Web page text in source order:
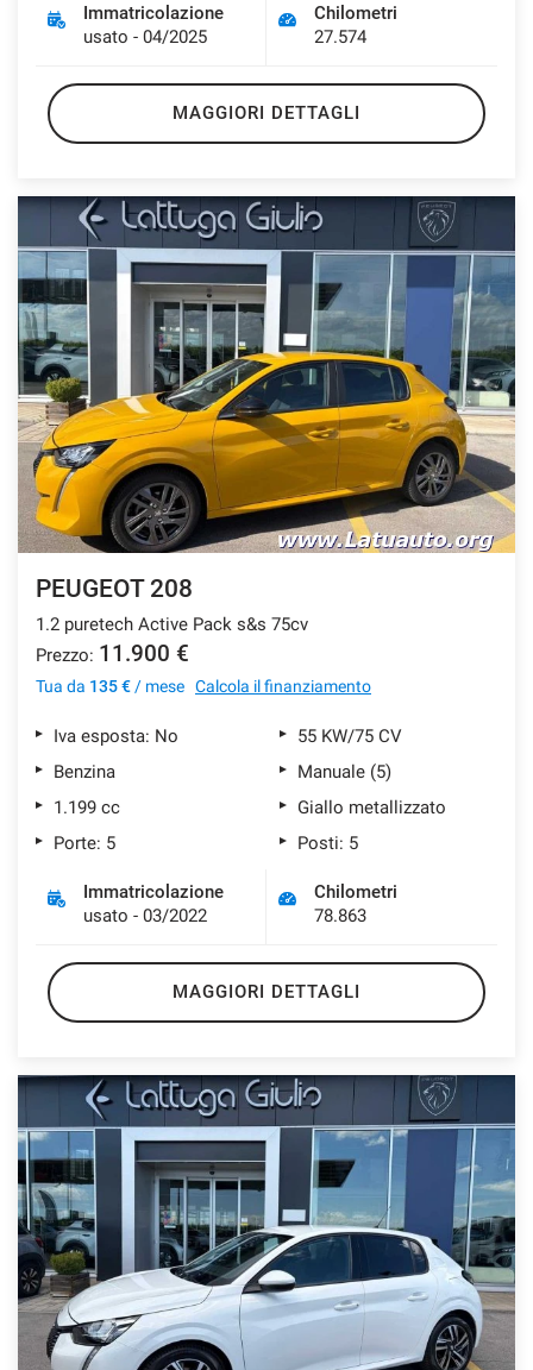
Immatricolazione
usato - 04/2025
Chilometri
27.574
MAGGIORI DETTAGLI
PEUGEOT 208
1.2 puretech Active Pack s&s 75cv
Prezzo: 11.900 €
Tua da 135 € / mese Calcola il finanziamento
Iva esposta: No
55 KW/75 CV
Benzina
Manuale (5)
1.199 cc
Giallo metallizzato
Porte: 5
Posti: 5
Immatricolazione
usato - 03/2022
Chilometri
78.863
MAGGIORI DETTAGLI